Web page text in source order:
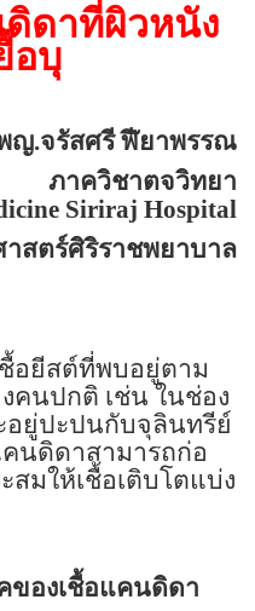
ดาที่ผิวหนัง
อบุ
ญ.จรัสศรี ฬียาพรรณ
ภาควิชาตจวิทยา
Siriraj Hospital
สตร์ศิริราชพยาบาล
อยีสต์ที่พบอยู่ตาม
คนปกติ เช่น ในช่อง
อยู่ปะปนกับจุลินทรีย์
นดิดาสามารถก่อ
สมให้เชื้อเติบโตแบ่ง
ของเชื้อแคนดิดา